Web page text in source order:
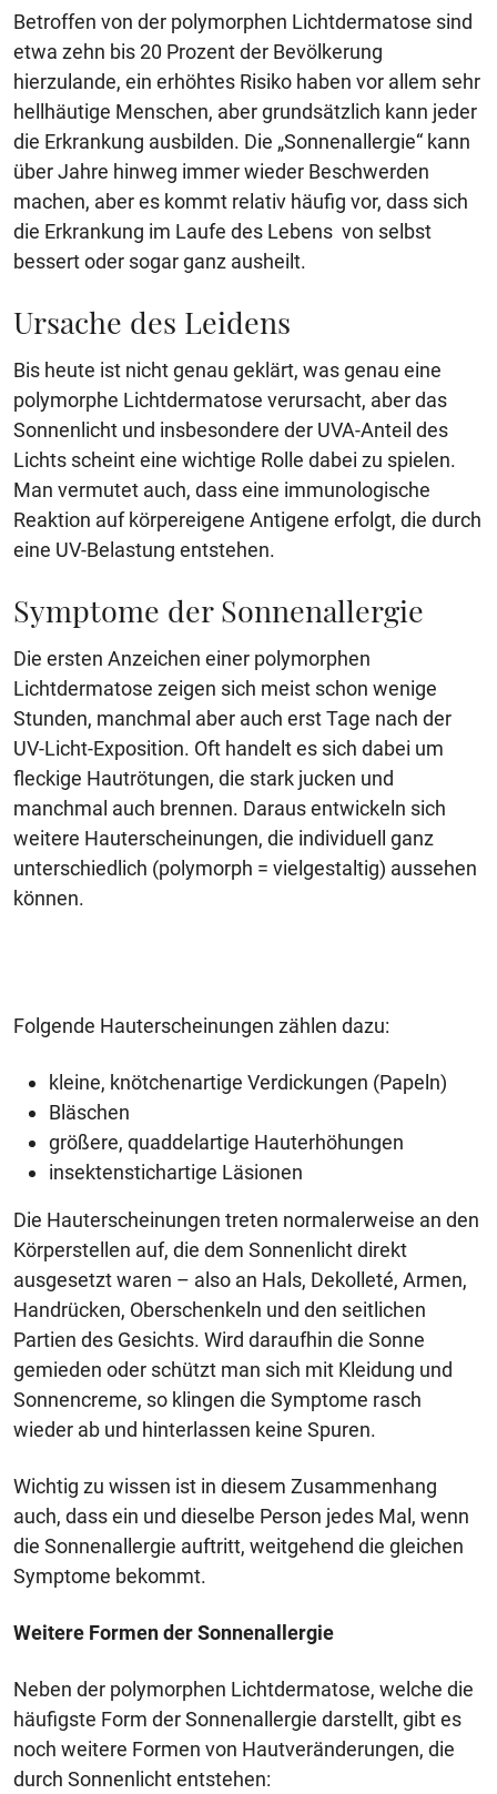
Betroffen von der polymorphen Lichtdermatose sind
etwa zehn bis 20 Prozent der Bevölkerung
hierzulande, ein erhöhtes Risiko haben vor allem sehr
hellhäutige Menschen, aber grundsätzlich kann jeder
die Erkrankung ausbilden. Die „Sonnenallergie“ kann
über Jahre hinweg immer wieder Beschwerden
machen, aber es kommt relativ häufig vor, dass sich
die Erkrankung im Laufe des Lebens von selbst
bessert oder sogar ganz ausheilt.
Ursache des Leidens
Bis heute ist nicht genau geklärt, was genau eine
polymorphe Lichtdermatose verursacht, aber das
Sonnenlicht und insbesondere der UVA-Anteil des
Lichts scheint eine wichtige Rolle dabei zu spielen.
Man vermutet auch, dass eine immunologische
Reaktion auf körpereigene Antigene erfolgt, die durch
eine UV-Belastung entstehen.
Symptome der Sonnenallergie
Die ersten Anzeichen einer polymorphen
Lichtdermatose zeigen sich meist schon wenige
Stunden, manchmal aber auch erst Tage nach der
UV-Licht-Exposition. Oft handelt es sich dabei um
fleckige Hautrötungen, die stark jucken und
manchmal auch brennen. Daraus entwickeln sich
weitere Hauterscheinungen, die individuell ganz
unterschiedlich (polymorph = vielgestaltig) aussehen
können.
Folgende Hauterscheinungen zählen dazu:
kleine, knötchenartige Verdickungen (Papeln)
Bläschen
größere, quaddelartige Hauterhöhungen
insektenstichartige Läsionen
Die Hauterscheinungen treten normalerweise an den
Körperstellen auf, die dem Sonnenlicht direkt
ausgesetzt waren – also an Hals, Dekolleté, Armen,
Handrücken, Oberschenkeln und den seitlichen
Partien des Gesichts. Wird daraufhin die Sonne
gemieden oder schützt man sich mit Kleidung und
Sonnencreme, so klingen die Symptome rasch
wieder ab und hinterlassen keine Spuren.
Wichtig zu wissen ist in diesem Zusammenhang
auch, dass ein und dieselbe Person jedes Mal, wenn
die Sonnenallergie auftritt, weitgehend die gleichen
Symptome bekommt.
Weitere Formen der Sonnenallergie
Neben der polymorphen Lichtdermatose, welche die
häufigste Form der Sonnenallergie darstellt, gibt es
noch weitere Formen von Hautveränderungen, die
durch Sonnenlicht entstehen: